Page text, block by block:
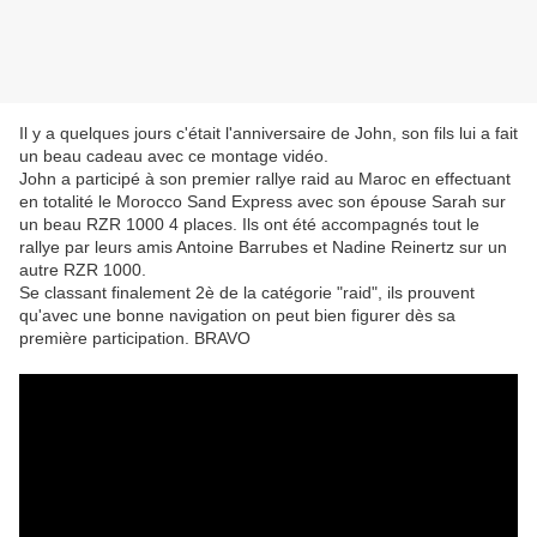
Il y a quelques jours c'était l'anniversaire de John, son fils lui a fait
un beau cadeau avec ce montage vidéo.
John a participé à son premier rallye raid au Maroc en effectuant
en totalité le Morocco Sand Express avec son épouse Sarah sur
un beau RZR 1000 4 places. Ils ont été accompagnés tout le
rallye par leurs amis Antoine Barrubes et Nadine Reinertz sur un
autre RZR 1000.
Se classant finalement 2è de la catégorie "raid", ils prouvent
qu'avec une bonne navigation on peut bien figurer dès sa
première participation. BRAVO